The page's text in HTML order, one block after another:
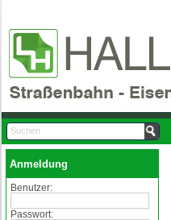
Anmeldung
Benutzer:
Passwort: